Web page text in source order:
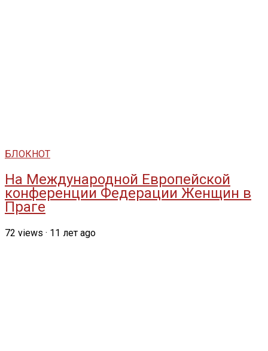
БЛОКНОТ
На Международной Европейской
конференции Федерации Женщин в
Праге
72 views · 11 лет ago